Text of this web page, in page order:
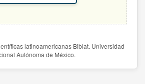
latinoamericanas Biblat. Universidad
Autónoma de México.